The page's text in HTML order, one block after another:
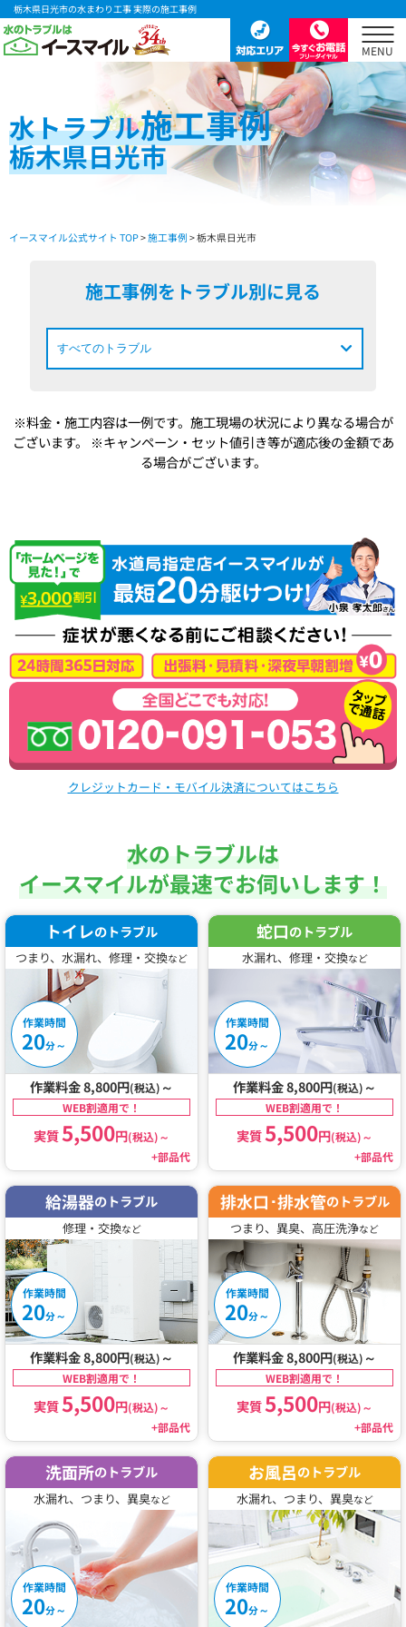
栃木県日光市の水まわり工事 実際の施工事例
水トラブル施工事例
栃木県日光市
イースマイル公式サイト TOP>施工事例 > 栃木県日光市
施工事例をトラブル別に見る
※料金・施工内容は一例です。施工現場の状況により異なる場合が
ございます。
※キャンペーン・セット値引き等が適応後の金額であ
る場合がございます。
クレジットカード・モバイル決済についてはこちら
水のトラブルは
イースマイルが最速でお伺いします！
トイレのトラブル
つまり、水漏れ、修理・交換など
作業時間
20分～
作業料金 8,800円(税込) ～
WEB割適用で！
実質5,500円(税込)～
+部品代
蛇口のトラブル
水漏れ、修理・交換など
作業時間
20分～
作業料金 8,800円(税込) ～
WEB割適用で！
実質5,500円(税込)～
+部品代
給湯器のトラブル
修理・交換など
作業時間
20分～
作業料金 8,800円(税込) ～
WEB割適用で！
実質5,500円(税込)～
+部品代
排水口･排水管のトラブル
つまり、異臭、高圧洗浄など
作業時間
20分～
作業料金 8,800円(税込) ～
WEB割適用で！
実質5,500円(税込)～
+部品代
洗面所のトラブル
水漏れ、つまり、異臭など
作業時間
20分～
お風呂のトラブル
水漏れ、つまり、異臭など
作業時間
20分～